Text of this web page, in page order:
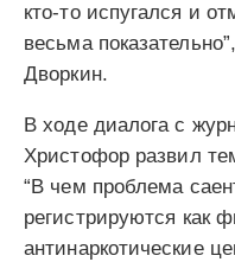
кто-то испугался и
весьма
Дворкин.
В ходе диалога с
Христофор развил
“В чем проблема
регистрируются как
антинаркотические